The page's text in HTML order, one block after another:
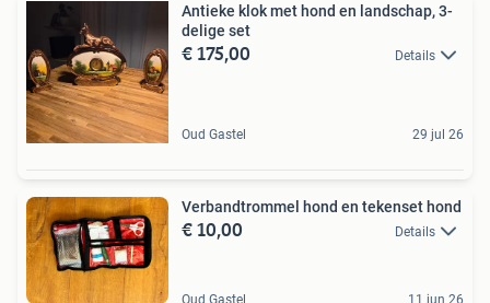
Antieke klok met hond en landschap, 3-
delige set
€ 175,00 Details
Oud Gastel 29 jul 26
Verbandtrommel hond en tekenset hond
€ 10,00 Details
Oud Gastel 11 jun 26